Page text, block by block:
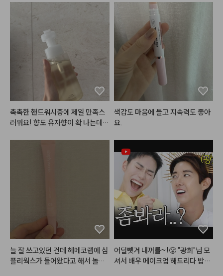
물들여주어
입술에 과즙+청순미 가득..!
✨반짝반짝✨ 탱글거리는 입술로
만들어주는 틴티드 립밤이에요!
요즘 제 파우치템임..!
메이크업 이름 지어주세요!😉
여러분이 궁금해해주신 알리에서
산 렌즈에, 진짜 너어어무 특별하
고 예쁜 레이어드 목걸이, 이 갈색
가디건은 그만입고 싶었는데ㅋㅋ
ㅋ 젤 찰떡이라 삼일째 입었어요ㅎ
그리고 해보고싶던 헤어까지! 영상
#메이크업#화장품정보#make
up
촉촉한 핸드워시중에 제일 만족스
러워요! 향도 유자향이 확 나는데
핸드워시 찾으시는 분들께 강추합
#헤메코리뷰어
색감도 마음에 들고 지속력도 좋아
요.
늘 잘 쓰고있던 건데 헤메코랩에 심
플리웍스가 들어왔다고 해서 놀랐
어딜뺏겨 내꺼를~!😤 "광희"님 모
셔서 배우 메이크업 해드리다 밥그